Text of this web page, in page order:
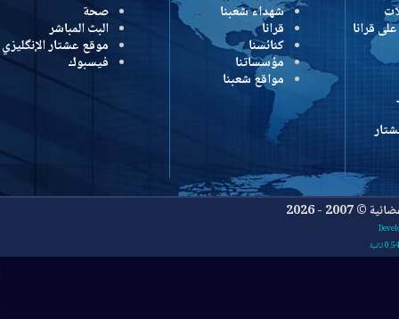
شهداء شعبنا
قرانا
كنائسنا
مؤسساتنا
مواقع شعبنا
صحة
البث المباشر
موقع عشتار الإنگليزي
فيسبوك
2026